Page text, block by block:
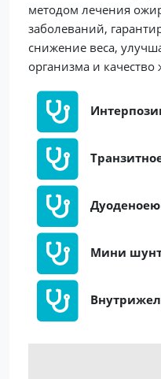
методом лечения
заболеваний,
снижение веса,
организма и качество
Мини